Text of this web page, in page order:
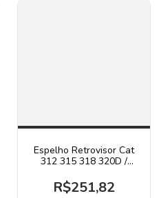
Espelho Retrovisor Cat
312 315 318 320D /
R$251,82